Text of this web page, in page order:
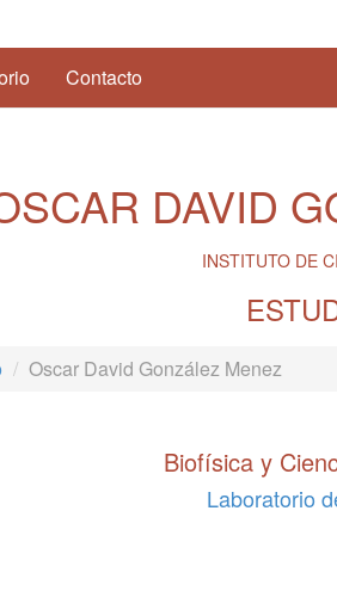
Contacto
DAVID
INSTITUTO DE
Oscar David González Menez
Biofísica y
Laboratorio